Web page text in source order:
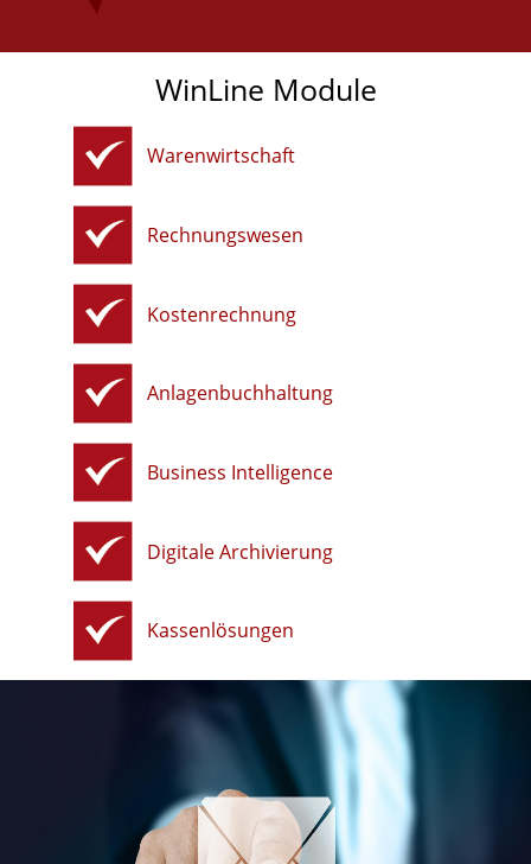
WinLine Module
Warenwirtschaft
Rechnungswesen
Kostenrechnung
Anlagenbuchhaltung
Business Intelligence
Digitale Archivierung
Kassenlösungen